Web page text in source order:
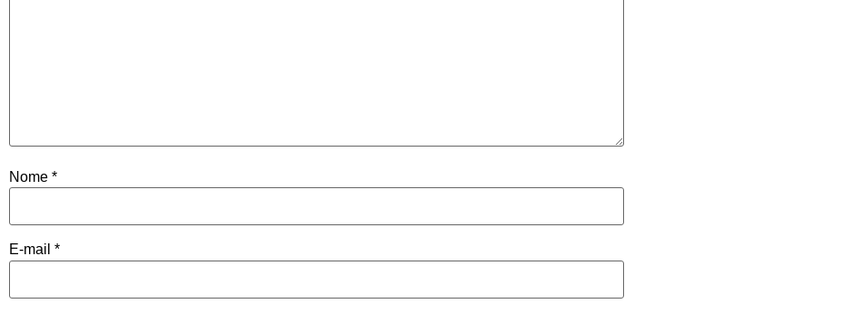
Nome *
E-mail *